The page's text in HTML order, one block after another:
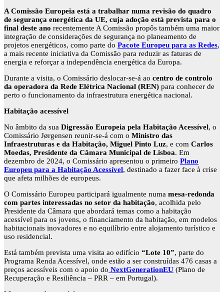
A Comissão Europeia está a trabalhar numa revisão do quadro
de segurança energética da UE, cuja adoção está prevista para o
final deste ano recentemente A Comissão propôs também uma maior
integração de considerações de segurança no planeamento de
projetos energéticos, como parte do Pacote Europeu para as Redes,
a mais recente iniciativa da Comissão para reduzir as faturas de
energia e reforçar a independência energética da Europa.
Durante a visita, o Comissário deslocar-se-á ao centro de controlo
da operadora da Rede Elétrica Nacional (REN) para conhecer de
perto o funcionamento da infraestrutura energética nacional.
Habitação acessível
No âmbito da sua Digressão Europeia pela Habitação Acessível, o
Comissário Jørgensen reunir-se-á com o Ministro das
Infraestruturas e da Habitação, Miguel Pinto Luz, e com Carlos
Moedas, Presidente da Câmara Municipal de Lisboa. Em
dezembro de 2024, o Comissário apresentou o primeiro Plano
Europeu para a Habitação Acessível, destinado a fazer face à crise
que afeta milhões de europeus.
O Comissário Europeu participará igualmente numa mesa-redonda
com partes interessadas no setor da habitação, acolhida pelo
Presidente da Câmara que abordará temas como a habitação
acessível para os jovens, o financiamento da habitação, em modelos
habitacionais inovadores e no equilíbrio entre alojamento turístico e
uso residencial.
Está também prevista uma visita ao edifício “Lote 10”, parte do
Programa Renda Acessível, onde estão a ser construídas 476 casas a
preços acessíveis com o apoio do NextGenerationEU (Plano de
Recuperação e Resiliência – PRR – em Portugal).